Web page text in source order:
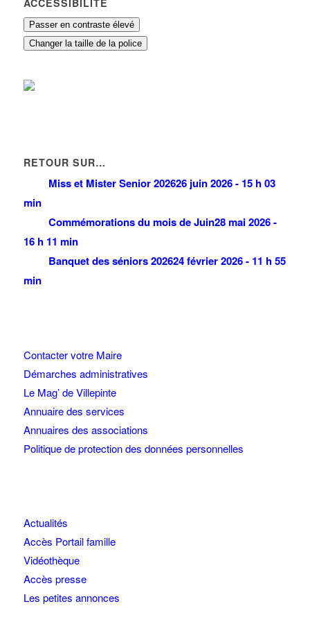
ACCESSIBILITÉ
Passer en contraste élevé
Changer la taille de la police
RETOUR SUR…
Miss et Mister Senior 202626 juin 2026 - 15 h 03
min
Commémorations du mois de Juin28 mai 2026 -
16 h 11 min
Banquet des séniors 202624 février 2026 - 11 h 55
min
Contacter votre Maire
Démarches administratives
Le Mag’ de Villepinte
Annuaire des services
Annuaires des associations
Politique de protection des données personnelles
Actualités
Accès Portail famille
Vidéothèque
Accès presse
Les petites annonces